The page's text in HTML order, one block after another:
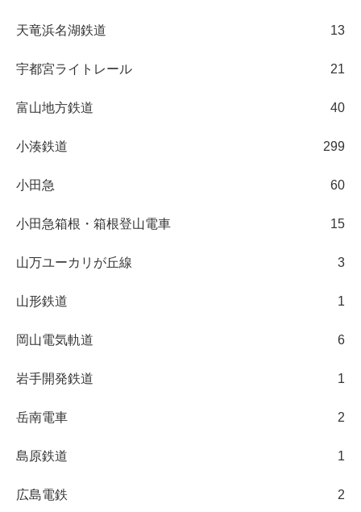
天竜浜名湖鉄道 13
宇都宮ライトレール 21
富山地方鉄道 40
小湊鉄道 299
小田急 60
小田急箱根・箱根登山電車 15
山万ユーカリが丘線 3
山形鉄道 1
岡山電気軌道 6
岩手開発鉄道 1
岳南電車 2
島原鉄道 1
広島電鉄 2